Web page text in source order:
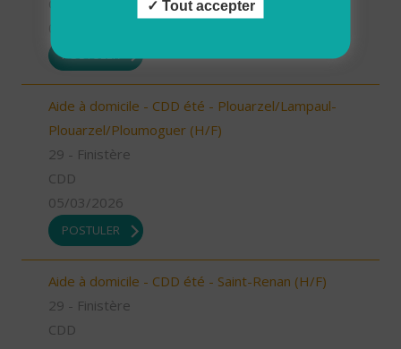
POSTULER
Aide à domicile - CDD été - Plouarzel/Lampaul-
Plouarzel/Ploumoguer (H/F)
29 - Finistère
CDD
05/03/2026
POSTULER
Aide à domicile - CDD été - Saint-Renan (H/F)
29 - Finistère
CDD
Tout accepter